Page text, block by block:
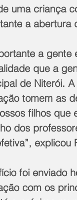
uma criança
a abertura
a
que a
de Niterói.
tomem as
filhos que
dos
explicou
foi enviado
com os